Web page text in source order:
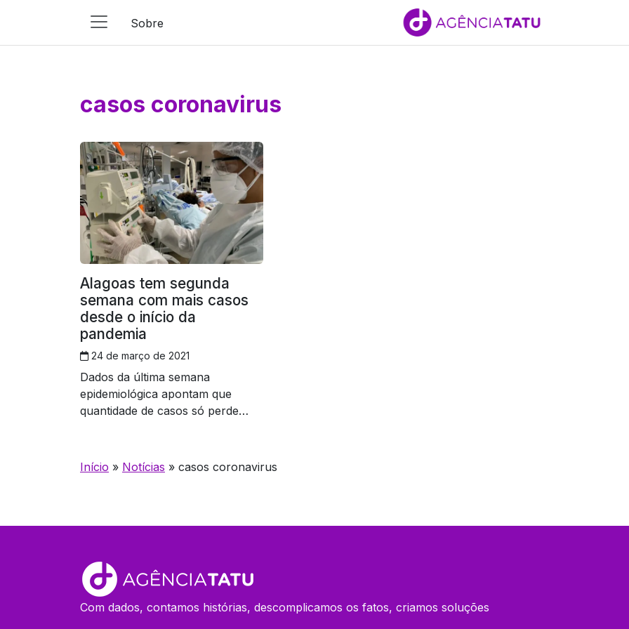
Sobre
casos coronavirus
Alagoas tem segunda
semana com mais casos
desde o início da
pandemia
24 de março de 2021
Dados da última semana
epidemiológica apontam que
quantidade de casos só perde
Início » Notícias » casos coronavirus
Com dados, contamos histórias, descomplicamos os fatos, criamos soluções